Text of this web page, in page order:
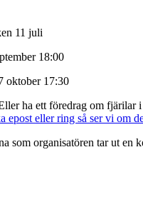
11 juli
18:00
oktober 17:30
ha ett föredrag om fjärilar
epost eller ring så ser vi om
som organisatören tar ut en